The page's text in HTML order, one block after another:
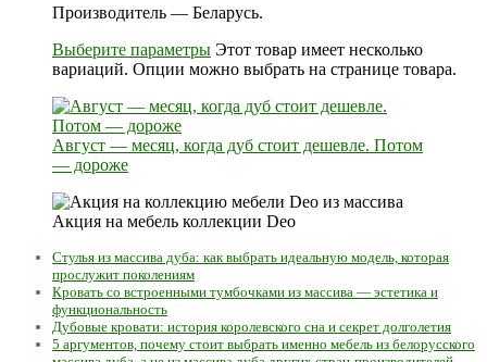
Производитель — Беларусь.
Выберите параметры Этот товар имеет несколько
вариаций. Опции можно выбрать на странице товара.
Август — месяц, когда дуб стоит дешевле. Потом
— дороже
Акция на мебель коллекции Deo
Стулья из массива дуба: как выбрать идеальную модель, которая
прослужит поколениям
Кровать со встроенными тумбочками из массива — эстетика и
функциональность
Дубовые кровати: история королевского сна и секрет долголетия
5 аргументов, почему стоит выбрать именно мебель из белорусского